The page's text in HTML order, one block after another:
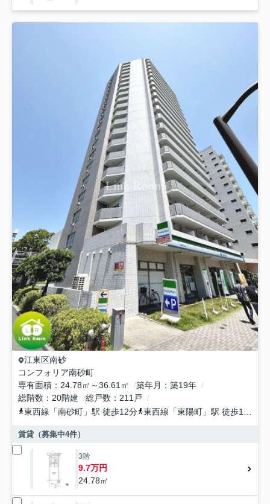
江東区南砂
コンフォリア南砂町
専有面積
24.78㎡～36.61㎡ 築年月
築19年
総階数
20階建 総戸数
211戸
東西線 「南砂町 」駅 徒歩12分 東西線 「東陽町 」駅 徒歩17分
賃貸（募集中4件）
3階
9.7万円
24.78㎡